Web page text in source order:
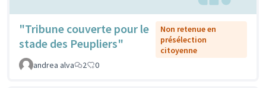
"Tribune couverte pour le
stade des Peupliers"
Non retenue en
présélection
citoyenne
andrea alva
2 0